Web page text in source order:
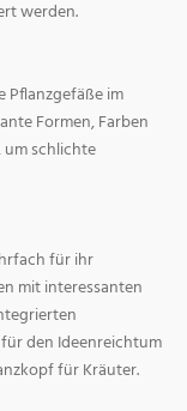
werden.
Pflanzgefäße im
Formen, Farben
um schlichte
für ihr
mit interessanten
den Ideenreichtum
für Kräuter.